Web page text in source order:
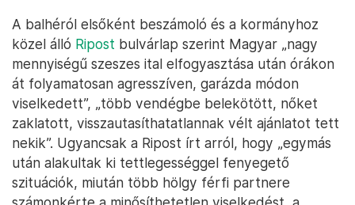
A balhéról elsőként beszámoló és a kormányhoz
közel álló Ripost bulvárlap szerint Magyar „nagy
mennyiségű szeszes ital elfogyasztása után órákon
át folyamatosan agresszíven, garázda módon
viselkedett”, „több vendégbe belekötött, nőket
zaklatott, visszautasíthatatlannak vélt ajánlatot tett
nekik”. Ugyancsak a Ripost írt arról, hogy „egymás
után alakultak ki tettlegességgel fenyegető
szituációk, miután több hölgy férfi partnere